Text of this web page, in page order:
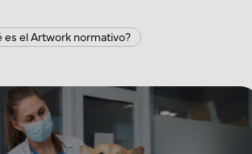
es el Artwork normativo?